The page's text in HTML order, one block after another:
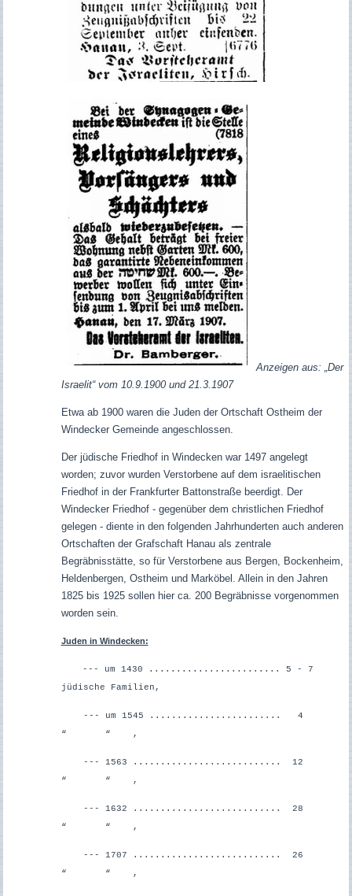
Anzeigen aus: „Der
Israelit“ vom 10.9.1900 und 21.3.1907
Etwa ab 1900 waren die Juden der Ortschaft Ostheim der
Windecker Gemeinde angeschlossen.
Der jüdische Friedhof in Windecken war 1497 angelegt
worden; zuvor wurden Verstorbene auf dem israelitischen
Friedhof in der Frankfurter Battonstraße beerdigt. Der
Windecker Friedhof - gegenüber dem christlichen Friedhof
gelegen - diente in den folgenden Jahrhunderten auch anderen
Ortschaften der Grafschaft Hanau als zentrale
Begräbnisstätte, so für Verstorbene aus Bergen, Bockenheim,
Heldenbergen, Ostheim und Marköbel. Allein in den Jahren
1825 bis 1925 sollen hier ca. 200 Begräbnisse vorgenommen
worden sein.
Juden in Windecken:
--- um 1430 ........................ 5 - 7
jüdische Familien,
--- um 1545 ........................ 4
“ “ ,
--- 1563 ........................... 12
“ “ ,
--- 1632 ........................... 28
“ “ ,
--- 1707 ........................... 26
“ “ ,